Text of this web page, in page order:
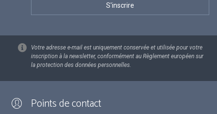
Votre adresse e-mail est uniquement conservée et utilisée pour votre
inscription à la newsletter, conformément au Règlement européen sur
la protection des données personnelles.
Points de contact